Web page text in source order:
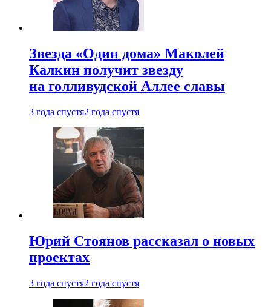
Звезда «Один дома» Маколей
Калкин получит звезду
на голливудской Аллее славы
3 года спустя2 года спустя
Юрий Стоянов рассказал о новых
проектах
3 года спустя2 года спустя